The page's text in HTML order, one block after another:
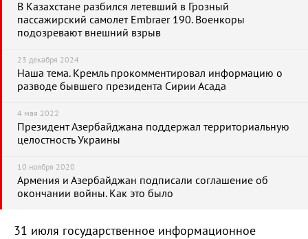
В Казахстане разбился летевший в Грозный
пассажирский самолет Embraer 190. Военкоры
подозревают внешний взрыв
23 декабря 2024
Наша тема. Кремль прокомментировал информацию о
разводе бывшего президента Сирии Асада
4 мая 2022
Президент Азербайджана поддержал территориальную
целостность Украины
10 ноября 2020
Армения и Азербайджан подписали соглашение об
окончании войны. Как это было
31 июля государственное информационное